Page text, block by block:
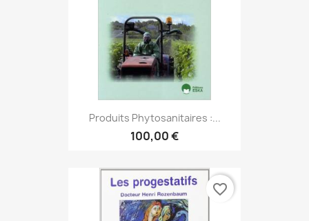
Produits Phytosanitaires :...
100,00 €
favorite_border